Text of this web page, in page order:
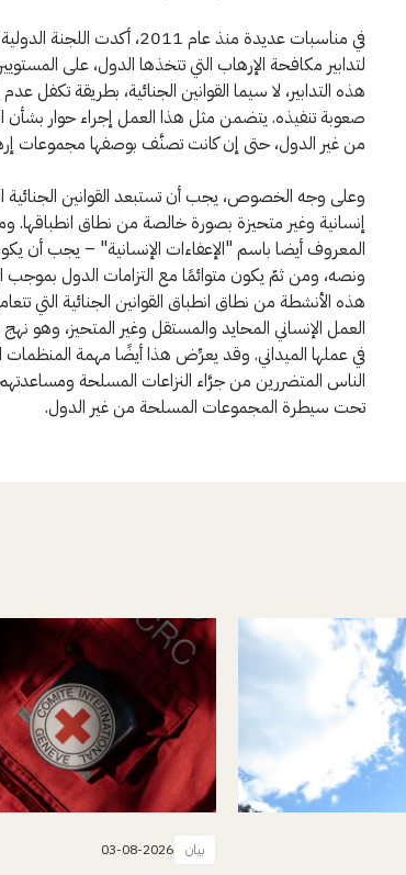
في مناسبات عديدة منذ عام 2011،
لتدابير مكافحة الإرهاب التي تتخذها الدول، على
هذه التدابير، لا سيما القوانين الجنائية، بطريقة تكفل
صعوبة تنفيذه. يتضمن مثل هذا العمل إجراء حوار بشأن
من غير الدول، حتى إن كانت تصنَّف بوصفها مجموعات
وعلى وجه الخصوص، يجب أن تستبعد القوانين الجنائية
إنسانية وغير متحيزة بصورة خالصة من نطاق انطباقها.
المعروف أيضا باسم "الإعفاءات الإنسانية" – يجب أن
ونصه، ومن ثمّ يكون متوائمًا مع التزامات الدول بموجب
هذه الأنشطة من نطاق انطباق القوانين الجنائية التي
العمل الإنساني المحايد والمستقل وغير المتحيز، وهو
في عملها الميداني. وقد يعرِّض هذا أيضًا مهمة المنظمات
الناس المتضررين من جرَّاء النزاعات المسلحة
تحت سيطرة المجموعات المسلحة من غير الدول.
بيان 03-08-2026